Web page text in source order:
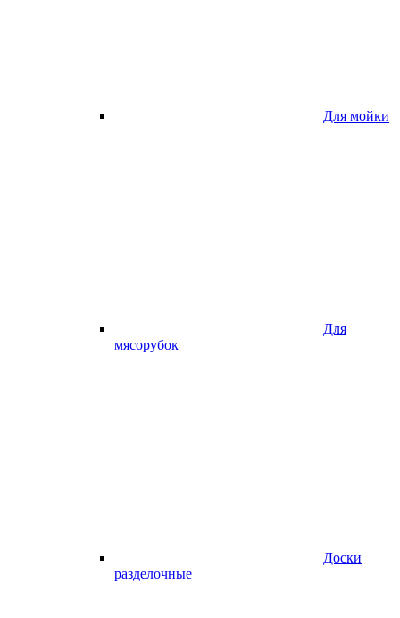
Для мойки
Для
мясорубок
Доски
разделочные